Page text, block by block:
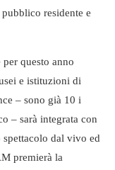
residente e
questo anno
e istituzioni di
– sono già 10 i
– sarà integrata con
dal vivo ed
premierà la